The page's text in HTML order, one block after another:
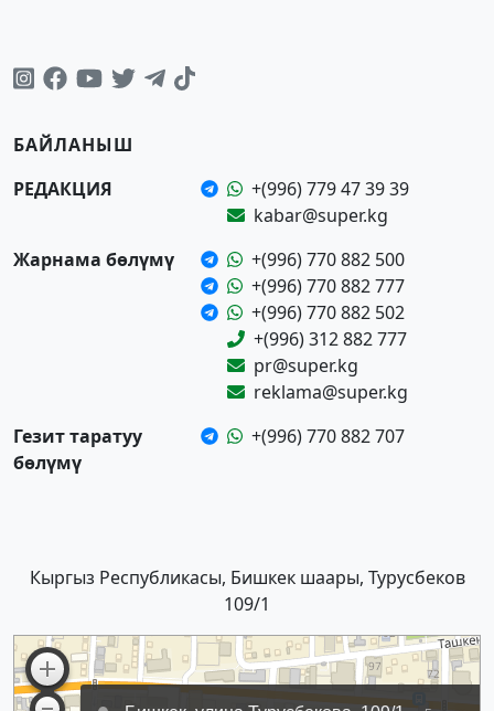
БАЙЛАНЫШ
РЕДАКЦИЯ
+(996) 779 47 39 39
kabar@super.kg
Жарнама бөлүмү
+(996) 770 882 500
+(996) 770 882 777
+(996) 770 882 502
+(996) 312 882 777
pr@super.kg
reklama@super.kg
Гезит таратуу
бөлүмү
+(996) 770 882 707
Кыргыз Республикасы, Бишкек шаары, Турусбеков
109/1